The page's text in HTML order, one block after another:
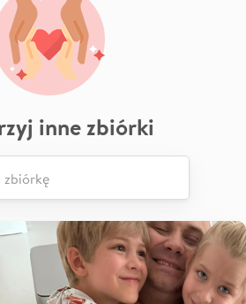
inne zbiórki